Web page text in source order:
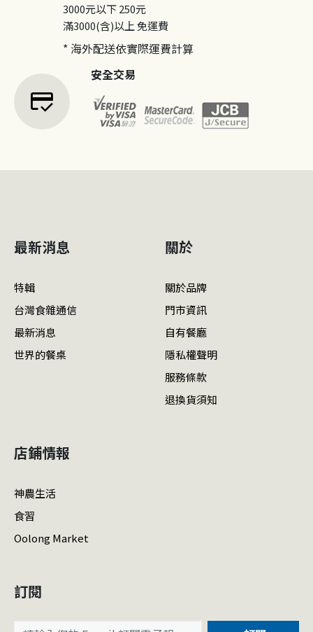
3000元以下250元
滿3000(含)以上免運費
* 海外配送依實際運費計算
credit_score
安全交易
最新消息
特輯
台灣食雜通信
最新消息
世界的餐桌
關於
關於品牌
門市資訊
自有餐廳
隱私權聲明
服務條款
退換貨須知
店鋪情報
神農生活
食習
Oolong Market
訂閱